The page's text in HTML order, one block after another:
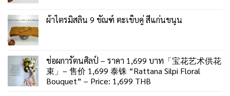
ผ้าไตรมิสลิน 9 ขัณฑ์ ตะเข็บคู่ สีแก่นขนุน
ช่อผการัตนศิลป์ – ราคา 1,699 บาท「宝花艺术供花
束」– 售价 1,699 泰铢 “Rattana Silpi Floral
Bouquet” – Price: 1,699 THB